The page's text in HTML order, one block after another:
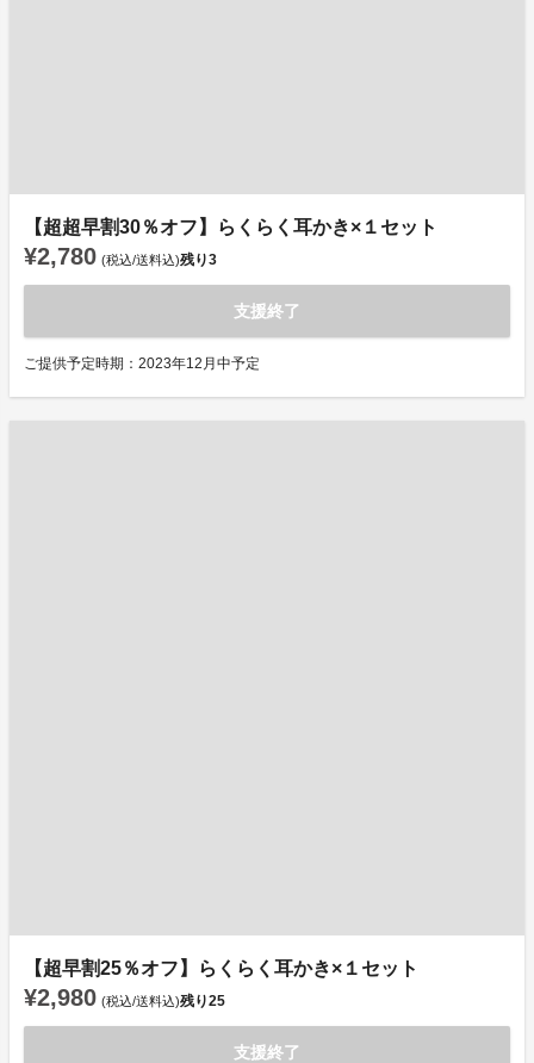
【超超早割30％オフ】らくらく耳かき×１セット
¥2,780 (税込/送料込)残り3
支援終了
ご提供予定時期：2023年12月中予定
【超早割25％オフ】らくらく耳かき×１セット
¥2,980 (税込/送料込)残り25
支援終了